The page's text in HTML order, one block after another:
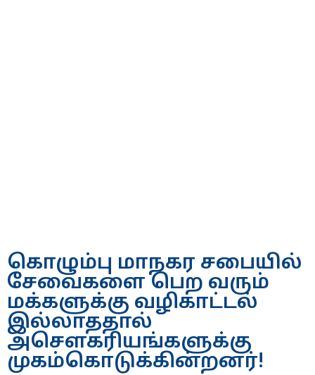
கொழும்பு மாநகர சபையில்
சேவைகளை பெற வரும்
மக்களுக்கு வழிகாட்டல்
இல்லாததால்
அசௌகரியங்களுக்கு
முகம்கொடுக்கின்றனர்!